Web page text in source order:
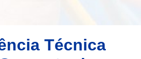
Técnica